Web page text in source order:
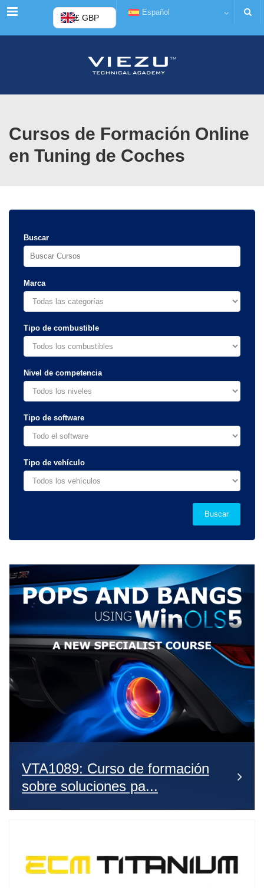
Menú £ GBP
Español
Cursos de Formación Online
en Tuning de Coches
Buscar
Marca
Tipo de combustible
Nivel de competencia
Tipo de software
Tipo de vehículo
Buscar
VTA1089: Curso de formación
sobre soluciones pa...